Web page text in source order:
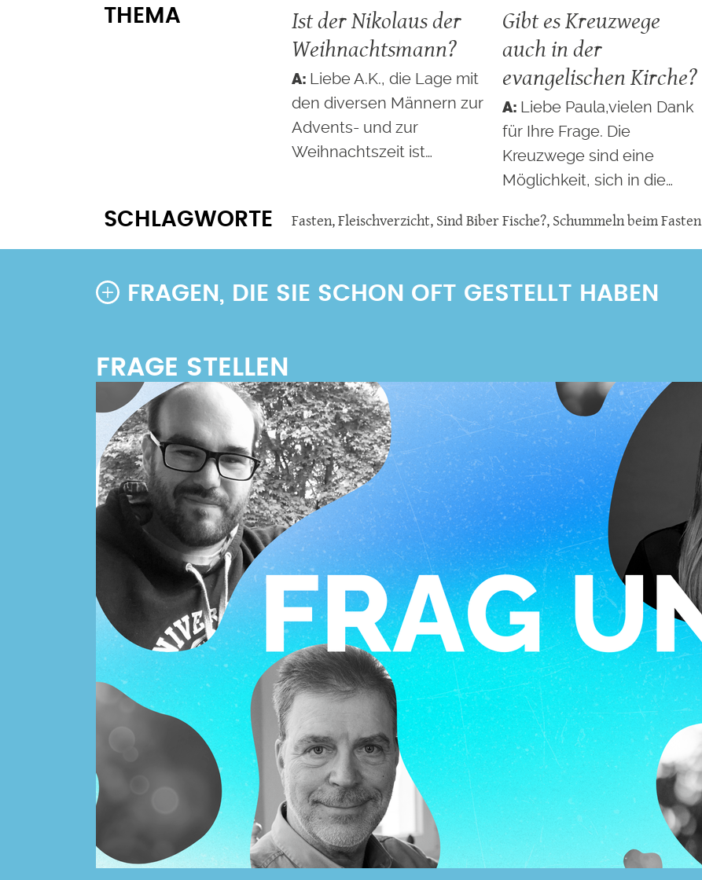
THEMA
Ist der Nikolaus der
Weihnachtsmann?
Liebe A.K., die Lage mit
den diversen Männern zur
Advents- und zur
Weihnachtszeit ist…
Gibt es Kreuzwege
auch in der
evangelischen Kirche?
Liebe Paula,vielen Dank
für Ihre Frage. Die
Kreuzwege sind eine
Möglichkeit, sich in die…
SCHLAGWORTE Fasten,Fleischverzicht,Sind Biber Fische?,Schummeln beim Fasten
FRAGEN, DIE SIE SCHON OFT GESTELLT HABEN